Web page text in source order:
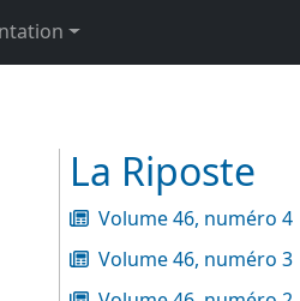
La Riposte
Volume 46, numéro 4
Volume 46, numéro 3